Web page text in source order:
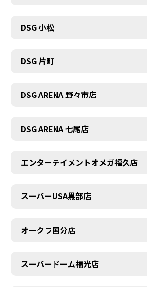
DSG 小松
DSG 片町
DSG ARENA 野々市店
DSG ARENA 七尾店
エンターテイメントオメガ福久店
スーパーUSA黒部店
オークラ国分店
スーパードーム福光店